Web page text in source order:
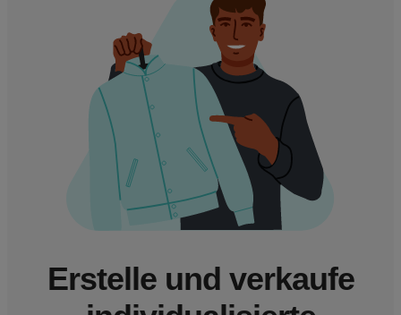
Erstelle und verkaufe